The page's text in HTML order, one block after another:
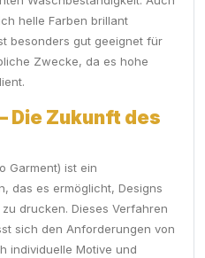
helle Farben brillant
besonders gut geeignet für
Zwecke, da es hohe
Die Zukunft des
Garment) ist ein
das es ermöglicht, Designs
drucken. Dieses Verfahren
sich den Anforderungen von
individuelle Motive und